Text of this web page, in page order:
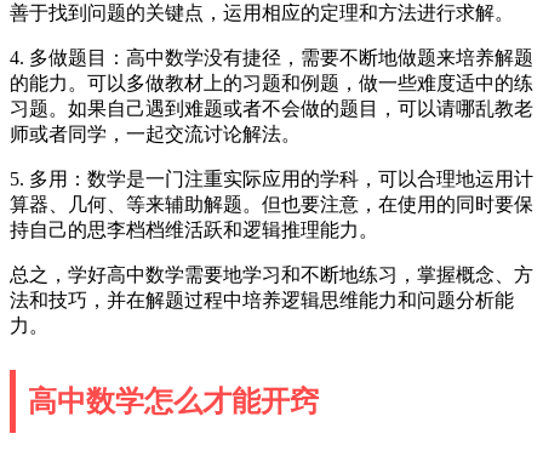
善于找到问题的关键点，运用相应的定理和方法进行求解。
4. 多做题目：高中数学没有捷径，需要不断地做题来培养解题
的能力。可以多做教材上的习题和例题，做一些难度适中的练
习题。如果自己遇到难题或者不会做的题目，可以请哪乱教老
师或者同学，一起交流讨论解法。
5. 多用：数学是一门注重实际应用的学科，可以合理地运用计
算器、几何、等来辅助解题。但也要注意，在使用的同时要保
持自己的思李档档维活跃和逻辑推理能力。
总之，学好高中数学需要地学习和不断地练习，掌握概念、方
法和技巧，并在解题过程中培养逻辑思维能力和问题分析能
力。
高中数学怎么才能开窍